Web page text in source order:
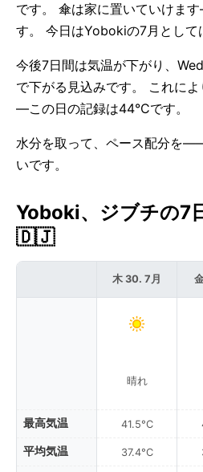
です。 傘は家に置いていけま
す。 今日はYobokiの7月として
今後7日間は気温が下がり、
で下がる見込みです。 これに
—この日の記録は44°Cです。
水分を取って、ペース配分を
いです。
Yoboki、ジブチの7
🇩🇯
最高気温
平均気温
木 30. 7月
晴れ
41.5°C
37.4°C